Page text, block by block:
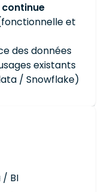
et
des données
existants
/ Snowflake)
/ BI